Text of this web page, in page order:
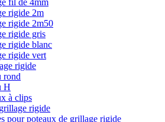
fil de 4mm
rigide 2m
rigide 2m50
rigide gris
rigide blanc
rigide vert
rigide
rond
H
à clips
rigide
pour poteaux de grillage rigide